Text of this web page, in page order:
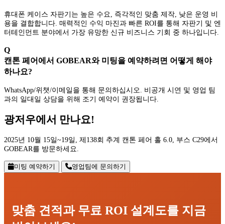
휴대폰 케이스 자판기는 높은 수요, 즉각적인 맞춤 제작, 낮은 운영 비
용을 결합합니다. 매력적인 수익 마진과 빠른 ROI를 통해 자판기 및 엔
터테인먼트 분야에서 가장 유망한 신규 비즈니스 기회 중 하나입니다.
Q
캔톤 페어에서 GOBEAR와 미팅을 예약하려면 어떻게 해야
하나요?
WhatsApp/위챗/이메일을 통해 문의하십시오. 비공개 시연 및 영업 팀
과의 일대일 상담을 위해 조기 예약이 권장됩니다.
광저우에서 만나요!
2025년 10월 15일~19일, 제138회 추계 캔톤 페어 홀 6.0, 부스 C29에서
GOBEAR를 방문하세요.
미팅 예약하기 영업팀에 문의하기
맞춤 견적과 무료 ROI 설계도를 지금